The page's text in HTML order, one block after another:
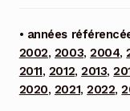
• années
2002, 2003,2004,
2011, 2012,2013,
2020, 2021,2022,